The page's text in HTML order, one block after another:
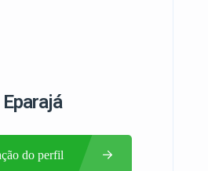
Eparajá
do perfil